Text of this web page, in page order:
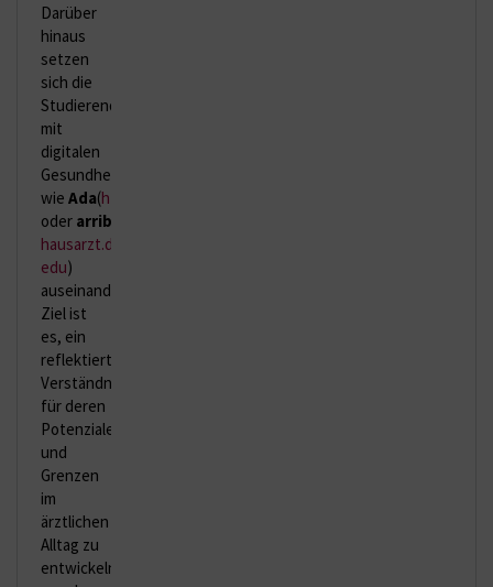
Darüber
hinaus
setzen
sich die
Studierenden
mit
digitalen
Gesundheitsanwendungen
wieAda(https://ada.com/de/app/
oder arribaEdu
hausarzt.de/arriba-
edu)
auseinander.
Ziel ist
es, ein
reflektiertes
Verständnis
für deren
Potenziale
und
Grenzen
im
ärztlichen
Alltag zu
entwickeln